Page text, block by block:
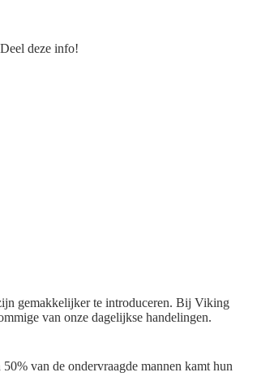
deze info!
gemakkelijker te introduceren. Bij Viking
van onze dagelijkse handelingen.
van de ondervraagde mannen kamt hun